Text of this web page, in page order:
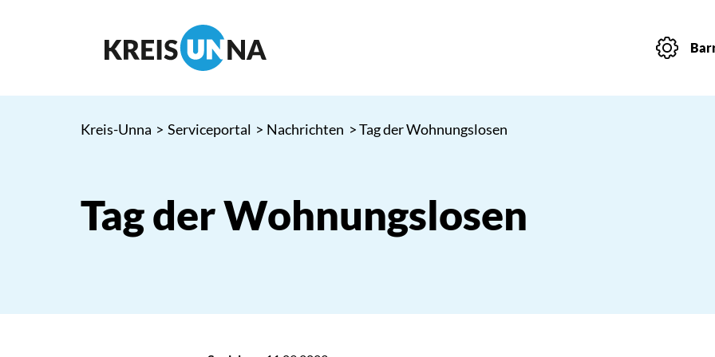
Kreis-Unna > Serviceportal > Nachrichten > Tag der Wohnungslosen
Tag der Wohnungslosen